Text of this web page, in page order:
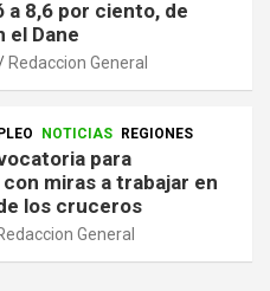
a 8,6 por ciento, de
el Dane
Redaccion General
NOTICIAS REGIONES
para
miras a trabajar en
los cruceros
General